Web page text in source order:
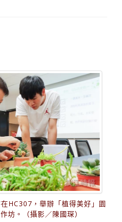
HC307，舉辦「植得美好」園
坊。（攝影／陳國琛）